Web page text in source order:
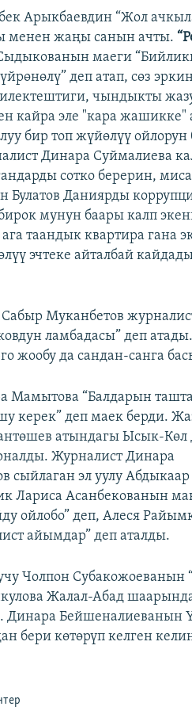
Арыкбаевдин “Жол
менен жаңы санын ачты.
маеги
деп атап, сөз
чындыкты
кайра эле "кара жашикке"
бир топ жүйөлүү
Динара Суймалиева
сотко берерин,
Булатов Даниярды
мунун баары калп
таандык квартира гана
эчтеке айталбай
Муканбетов
ламбадасы” деп
жообу да сандан-санга
Мамытова “Балдарын
керек” деп маек берди.
атындагы Ысык-Көл
Журналист Динара
эл уулу Абдыкаар
Лариса Асанбекованын
ойлобо” деп, Алеся
айымдар” деп аталды.
Чолпон Субакожоеванын
Жалал-Абад
Динара Бейшеналиеванын
бери көтөрүп келген